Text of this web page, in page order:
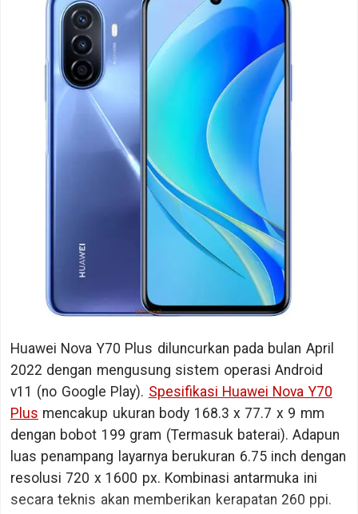
Huawei Nova Y70 Plus diluncurkan pada bulan April
2022 dengan mengusung sistem operasi Android
v11 (no Google Play). Spesifikasi Huawei Nova Y70
Plus mencakup ukuran body 168.3 x 77.7 x 9 mm
dengan bobot 199 gram (Termasuk baterai). Adapun
luas penampang layarnya berukuran 6.75 inch dengan
resolusi 720 x 1600 px. Kombinasi antarmuka ini
secara teknis akan memberikan kerapatan 260 ppi.